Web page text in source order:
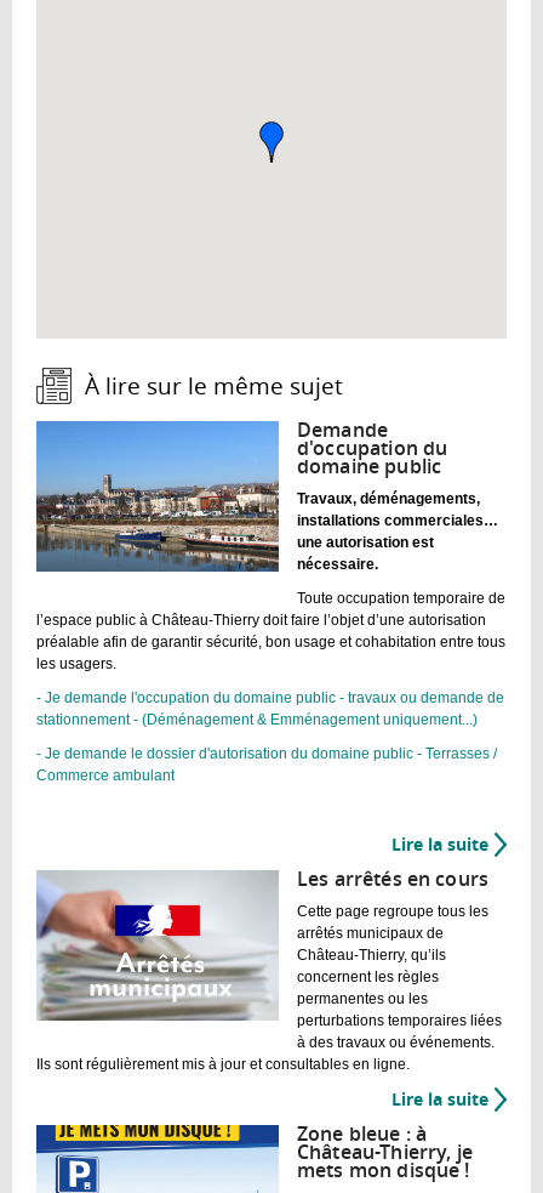
À lire sur le même sujet :
Demande
d'occupation du
domaine public
Travaux, déménagements,
installations commerciales…
une autorisation est
nécessaire.
Toute occupation temporaire de
l’espace public à Château-Thierry doit faire l’objet d’une autorisation
préalable afin de garantir sécurité, bon usage et cohabitation entre tous
les usagers.
- Je demande l'occupation du domaine public - travaux ou demande de
stationnement - (Déménagement & Emménagement uniquement...)
- Je demande le dossier d'autorisation du domaine public - Terrasses /
Commerce ambulant
Lire la suite de
Les arrêtés en cours
Cette page regroupe tous les
arrêtés municipaux de
Château-Thierry, qu’ils
concernent les règles
permanentes ou les
perturbations temporaires liées
à des travaux ou événements.
Ils sont régulièrement mis à jour et consultables en ligne.
Lire la suite de
Zone bleue : à
Château-Thierry, je
mets mon disque !